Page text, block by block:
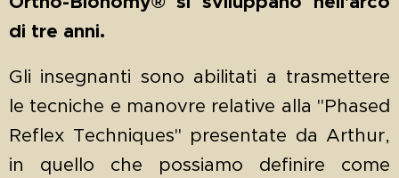
di tre anni.
Gli insegnanti sono abilitati a trasmettere
le tecniche e manovre relative alla "Phased
Reflex Techniques" presentate da Arthur,
in quello che possiamo definire come